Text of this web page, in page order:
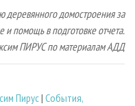
деревянного домостроения за
помощь в подготовке отчета.
ПИРУС по материалам АДД
Пирус| События,